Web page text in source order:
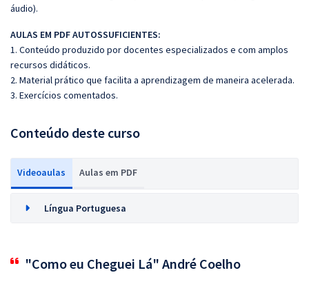
áudio).
AULAS EM PDF AUTOSSUFICIENTES:
1. Conteúdo produzido por docentes especializados e com amplos
recursos didáticos.
2. Material prático que facilita a aprendizagem de maneira acelerada.
3. Exercícios comentados.
Conteúdo deste curso
Videoaulas Aulas em PDF
Língua Portuguesa
"Como eu Cheguei Lá" André Coelho